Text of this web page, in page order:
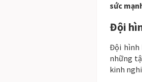
sức
Đội
Đội hình
những
kinh